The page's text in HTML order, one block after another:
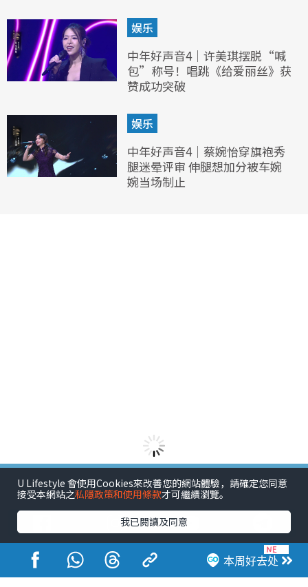
娱乐
中年好声音4｜许美琪摆脱“喊
包”称号！唱跳《给爱丽丝》获
赞成功突破
娱乐
中年好声音4｜蔡婉怡穿旗袍秀
腿迷晕评审 伸腿想加分被车婉
婉当场制止
本周好去处
港玩港食港生活
U Lifestyle 會使用Cookies來改善您的網站體驗，請確定您同意
接受本網站之私隱政策和使用條款才可繼續瀏覽。
我已閱讀及同意